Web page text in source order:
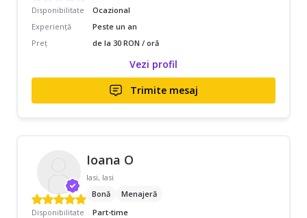
Disponibilitate
Ocazional
Experiență
Peste un an
Preț
de la 30 RON / oră
Vezi profil
Trimite mesaj
Ioana O
Iasi, Iasi
Bonă
Menajeră
Disponibilitate
Part-time